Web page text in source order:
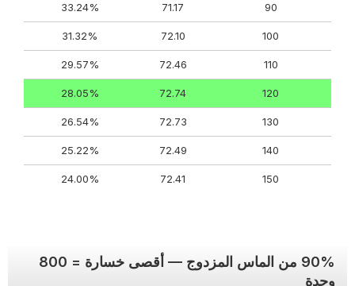
90
71.17
33.24%
100
72.10
31.32%
110
72.46
29.57%
120
72.74
28.05%
130
72.73
26.54%
140
72.49
25.22%
150
72.41
24.00%
90% من الماس المزدوج — أقصى خسارة = 800
وحدة